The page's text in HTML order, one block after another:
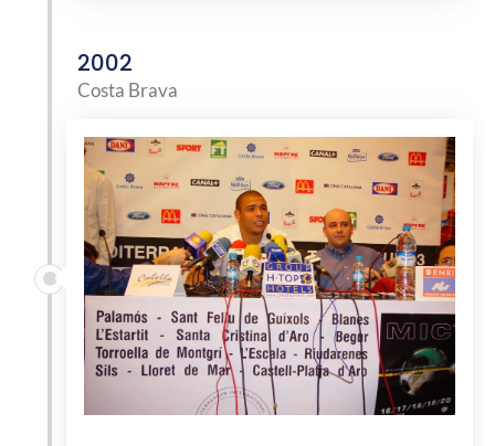
2002
Costa Brava